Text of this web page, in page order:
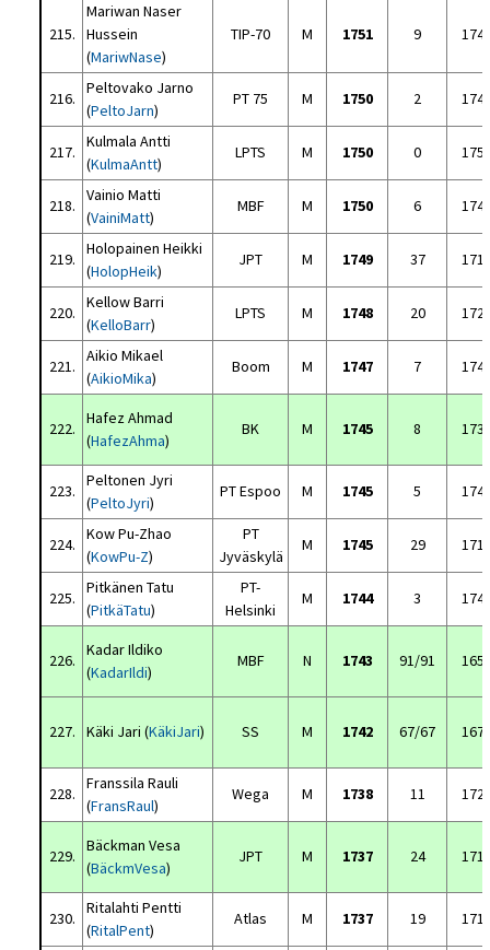
215.
Mariwan Naser
Hussein
(MariwNase)
TIP-70 M 1751 9
216.
Peltovako Jarno
(PeltoJarn)
PT 75 M 1750 2
217.
Kulmala Antti
(KulmaAntt)
LPTS M 1750 0
218.
Vainio Matti
(VainiMatt)
MBF M 1750 6
219.
Holopainen Heikki
(HolopHeik)
JPT M 1749 37
220.
Kellow Barri
(KelloBarr)
LPTS M 1748 20
221.
Aikio Mikael
(AikioMika)
Boom M 1747 7
222.
Hafez Ahmad
(HafezAhma)
BK M 1745 8
223.
Peltonen Jyri
(PeltoJyri)
PT Espoo M 1745 5
224.
Kow Pu-Zhao
(KowPu-Z)
PT
Jyväskylä
M 1745 29
225.
Pitkänen Tatu
(PitkäTatu)
PT-
Helsinki
M 1744 3
226.
Kadar Ildiko
(KadarIldi)
MBF N 1743 91/91
227. Käki Jari (KäkiJari) SS M 1742 67/67
228.
Franssila Rauli
(FransRaul)
Wega M 1738 11
229.
Bäckman Vesa
(BäckmVesa)
JPT M 1737 24
230.
Ritalahti Pentti
(RitalPent)
Atlas M 1737 19